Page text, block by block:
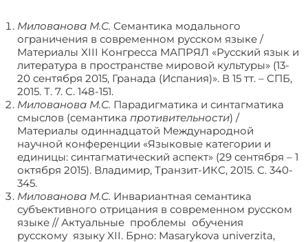
Милованова М.С. Семантика модального
ограничения в современном русском языке /
Материалы XIII Конгресса МАПРЯЛ «Русский язык и
литература в пространстве мировой культуры» (13-
20 сентября 2015, Гранада (Испания)». В 15 тт. – СПБ,
2015. Т. 7. С. 148-151.
Милованова М.С. Парадигматика и синтагматика
смыслов (семантика противительности) /
Материалы одиннадцатой Международной
научной конференции «Языковые категории и
единицы: синтагматический аспект» (29 сентября – 1
октября 2015). Владимир, Транзит-ИКС, 2015. С. 340-
345.
Милованова М.С. Инвариантная семантика
субъективного отрицания в современном русском
языке // Актуальные проблемы обучения
русскому языку XII. Брно: Masarykova univerzita,